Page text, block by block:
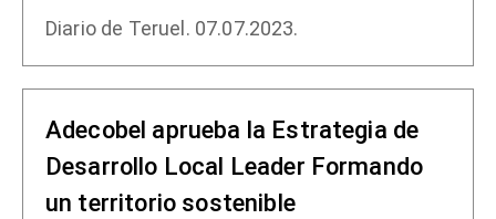
Diario de Teruel. 07.07.2023.
Adecobel aprueba la Estrategia de
Desarrollo Local Leader Formando
un territorio sostenible